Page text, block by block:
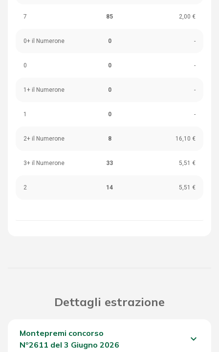
7 85 2,00 €
0+ il Numerone 0 -
0 0 -
1+ il Numerone 0 -
1 0 -
2+ il Numerone 8 16,10 €
3+ il Numerone 33 5,51 €
2 14 5,51 €
Dettagli estrazione
Montepremi concorso
Nº2611 del 3 Giugno 2026
keyboard_arrow_down